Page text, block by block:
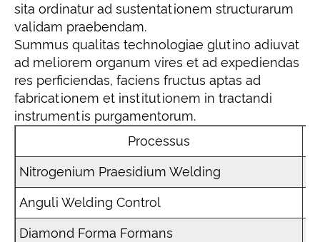
sita ordinatur ad sustentationem structurarum
validam praebendam.
Summus qualitas technologiae glutino adiuvat
ad meliorem organum vires et ad expediendas
res perficiendas, faciens fructus aptas ad
fabricationem et institutionem in tractandi
instrumentis purgamentorum.
Processus
Nitrogenium Praesidium Welding
Anguli Welding Control
Diamond Forma Formans